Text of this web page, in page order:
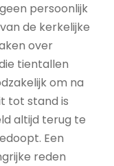
persoonlijk
de kerkelijke
over
tientallen
om na
tot stand is
altijd terug te
Een
reden